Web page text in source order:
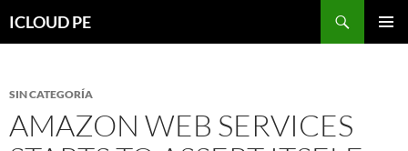
hacia
ICLOUD PE
SIN CATEGORÍA
AMAZON WEB SERVICES